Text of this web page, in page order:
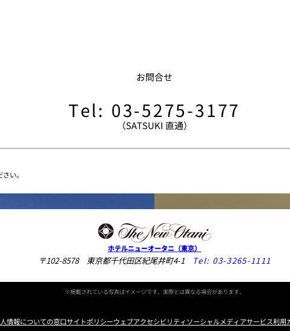
お問合せ
Tel: 03-5275-3177
（SATSUKI 直通）
い。
ホテルニューオータニ（東京）
〒102-8578 東京都千代田区紀尾井町4-1 Tel: 03-3265-1111
※掲載されている写真はイメージです。実際とは異なる場合があります。
情報についての窓口サイトポリシーウェブアクセシビリティソーシャルメディアサービス利用